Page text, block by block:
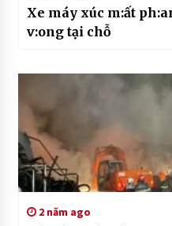
Xe máy xúc m:ất
v:ong tại chỗ
2 năm ago